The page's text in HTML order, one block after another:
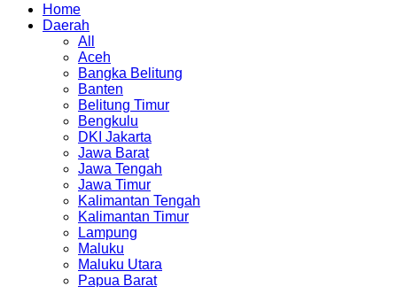
Home
Daerah
All
Aceh
Bangka Belitung
Banten
Belitung Timur
Bengkulu
DKI Jakarta
Jawa Barat
Jawa Tengah
Jawa Timur
Kalimantan Tengah
Kalimantan Timur
Lampung
Maluku
Maluku Utara
Papua Barat